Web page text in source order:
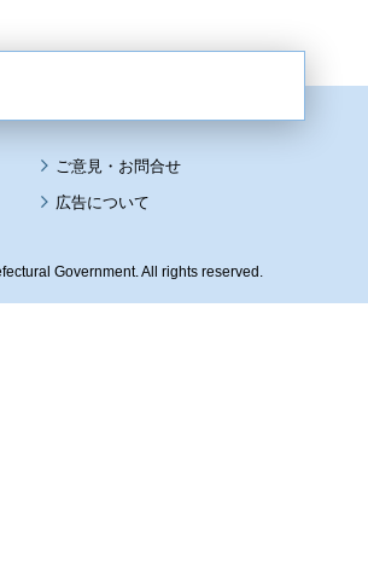
広告について
Government. All rights reserved.